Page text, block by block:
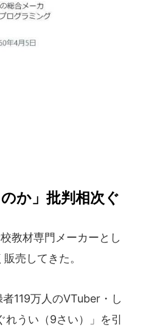
か」批判相次ぐ
教材専門メーカーとし
売してきた。
119万人のVTuber・し
うい（9さい）」を引